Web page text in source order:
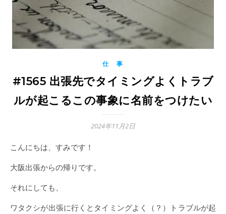
仕 事
#1565 出張先でタイミングよくトラブ
ルが起こるこの事象に名前をつけたい
2024年11月2日
こんにちは、すみです！
大阪出張からの帰りです。
それにしても、
ワタクシが出張に行くとタイミングよく（？）トラブルが起